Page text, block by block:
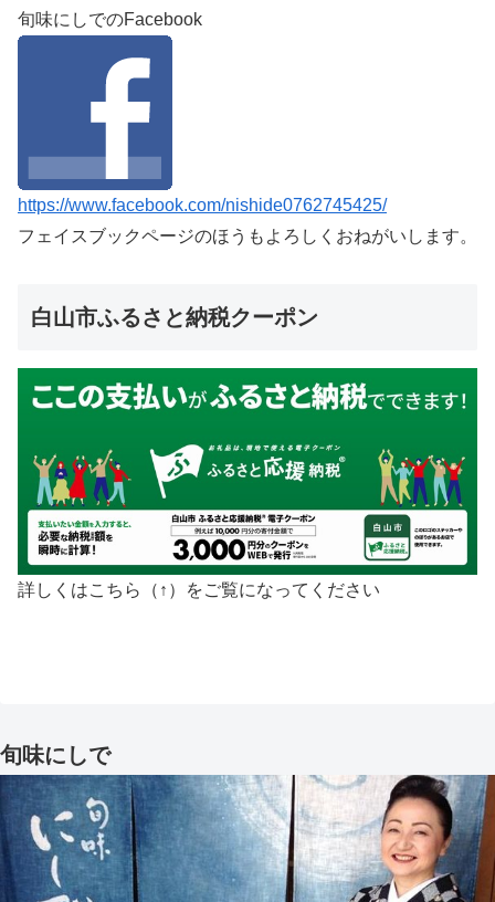
旬味にしでのFacebook
https://www.facebook.com/nishide0762745425/
フェイスブックページのほうもよろしくおねがいします。
白山市ふるさと納税クーポン
詳しくはこちら（↑）をご覧になってください
旬味にしで